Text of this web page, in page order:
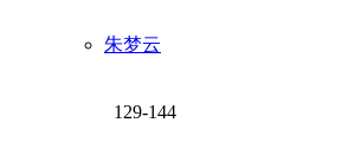
朱梦云
129-144